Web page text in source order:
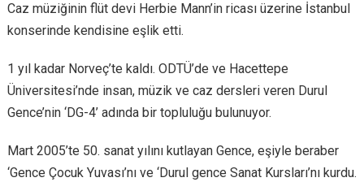
Caz müziğinin flüt devi Herbie Mann’in ricası üzerine İstanbul
konserinde kendisine eşlik etti.
1 yıl kadar Norveç’te kaldı. ODTÜ’de ve Hacettepe
Üniversitesi’nde insan, müzik ve caz dersleri veren Durul
Gence’nin ‘DG-4’ adında bir topluluğu bulunuyor.
Mart 2005’te 50. sanat yılını kutlayan Gence, eşiyle beraber
‘Gence Çocuk Yuvası’nı ve ‘Durul gence Sanat Kursları’nı kurdu.